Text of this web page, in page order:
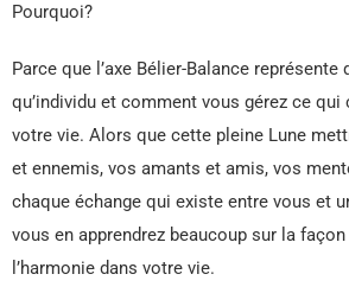
Pourquoi?
Parce que l’axe Bélier-Balance
qu’individu et comment vous gérez ce
votre vie. Alors que cette pleine Lune
et ennemis, vos amants et amis, vos
chaque échange qui existe entre vous et
vous en apprendrez beaucoup sur la
l’harmonie dans votre vie.